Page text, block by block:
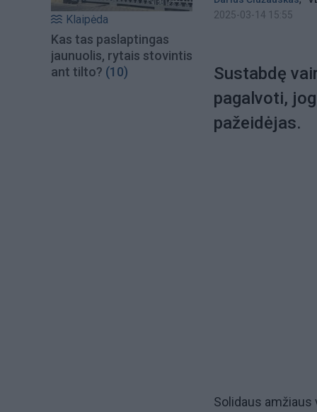
Klaipėda
Kas tas paslaptingas
jaunuolis, rytais stovintis
ant tilto? (10)
2025-03-14 15:55
Sustabdę
pagalvoti,
pažeidėjas.
Solidaus